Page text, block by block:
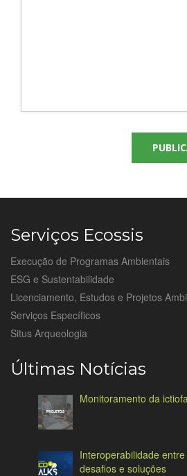
Serviços Ecossis
Execução de Programas Ambientais
ESG e Sustentabilidade
Licenciamento, Estudos e Projetos
Serviços Específicos
Situs Arqueologia
Últimas Notícias
Monitoramento da
Interoperabilidade
desafios e soluções